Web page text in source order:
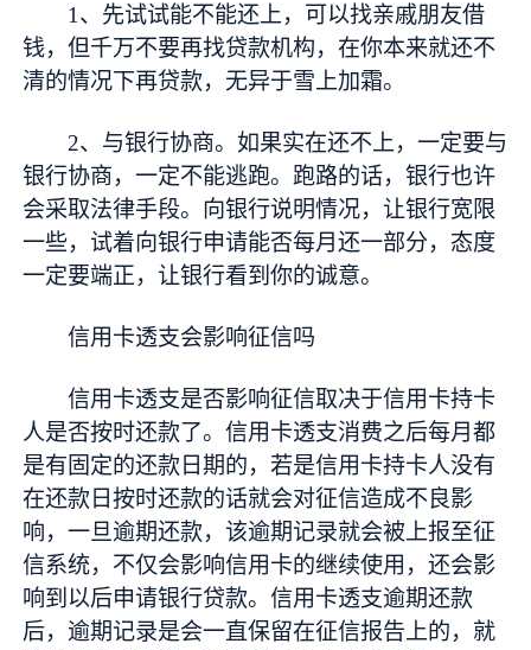
1、先试试能不能还上，可以找亲戚朋友借
钱，但千万不要再找贷款机构，在你本来就还不
清的情况下再贷款，无异于雪上加霜。
2、与银行协商。如果实在还不上，一定要与
银行协商，一定不能逃跑。跑路的话，银行也许
会采取法律手段。向银行说明情况，让银行宽限
一些，试着向银行申请能否每月还一部分，态度
一定要端正，让银行看到你的诚意。
信用卡透支会影响征信吗
信用卡透支是否影响征信取决于信用卡持卡
人是否按时还款了。信用卡透支消费之后每月都
是有固定的还款日期的，若是信用卡持卡人没有
在还款日按时还款的话就会对征信造成不良影
响，一旦逾期还款，该逾期记录就会被上报至征
信系统，不仅会影响信用卡的继续使用，还会影
响到以后申请银行贷款。信用卡透支逾期还款
后，逾期记录是会一直保留在征信报告上的，就